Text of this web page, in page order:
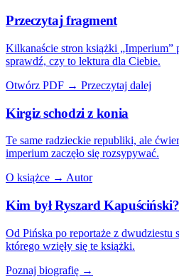
Przeczytaj fragment
Kilkanaście stron książki
sprawdź, czy to lektura dla Ciebie.
Otwórz PDF → Przeczytaj dalej
Kirgiz schodzi z konia
Te same radzieckie republiki, ale
imperium zaczęło się rozsypywać.
O książce → Autor
Kim był Ryszard Kapuściński?
Od Pińska po reportaże z
którego wzięły się te książki.
Poznaj biografię →